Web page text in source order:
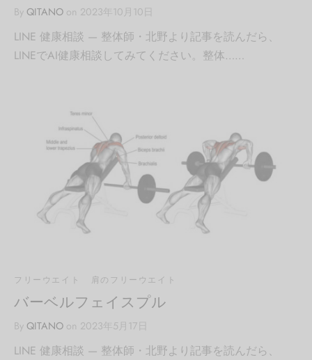
By QITANO on 2023年10月10日
LINE 健康相談 — 整体師・北野より記事を読んだら、
LINEでAI健康相談してみてください。整体……
フリーウエイト 肩のフリーウエイト
バーベルフェイスプル
By QITANO on 2023年5月17日
LINE 健康相談 — 整体師・北野より記事を読んだら、